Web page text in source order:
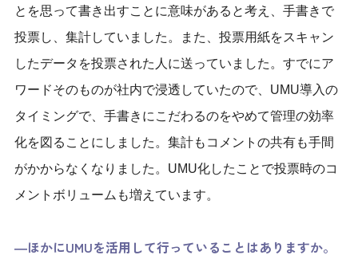
とを思って書き出すことに意味があると考え、手書きで
投票し、集計していました。また、投票用紙をスキャン
したデータを投票された人に送っていました。すでにア
ワードそのものが社内で浸透していたので、UMU導入の
タイミングで、手書きにこだわるのをやめて管理の効率
化を図ることにしました。集計もコメントの共有も手間
がかからなくなりました。UMU化したことで投票時のコ
メントボリュームも増えています。
―ほかにUMUを活用して行っていることはありますか。